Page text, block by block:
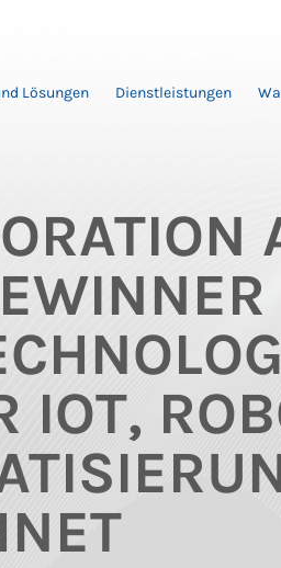
Lösungen Dienstleistungen
IOT,